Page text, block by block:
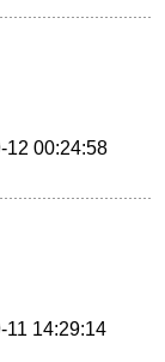
12 00:24:58
11 14:29:14